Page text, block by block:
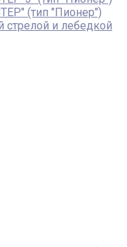
(тип "Пионер")
стрелой и лебедкой